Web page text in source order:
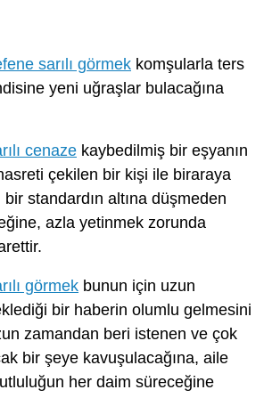
sarılı görmek komşularla ters
yeni uğraşlar bulacağına
cenaze kaybedilmiş bir eşyanın
çekilen bir kişi ile biraraya
standardın altına düşmeden
azla yetinmek zorunda
görmek bunun için uzun
bir haberin olumlu gelmesini
zamandan beri istenen ve çok
bir şeye kavuşulacağına, aile
her daim süreceğine